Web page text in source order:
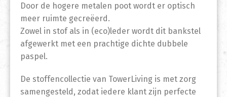
Door de hogere metalen poot wordt er optisch
meer ruimte gecreëerd.
Zowel in stof als in (eco)leder wordt dit bankstel
afgewerkt met een prachtige dichte dubbele
paspel.
De stoffencollectie van TowerLiving is met zorg
samengesteld, zodat iedere klant zijn perfecte